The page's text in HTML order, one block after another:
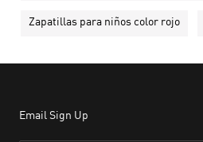
Zapatillas para niños color rojo